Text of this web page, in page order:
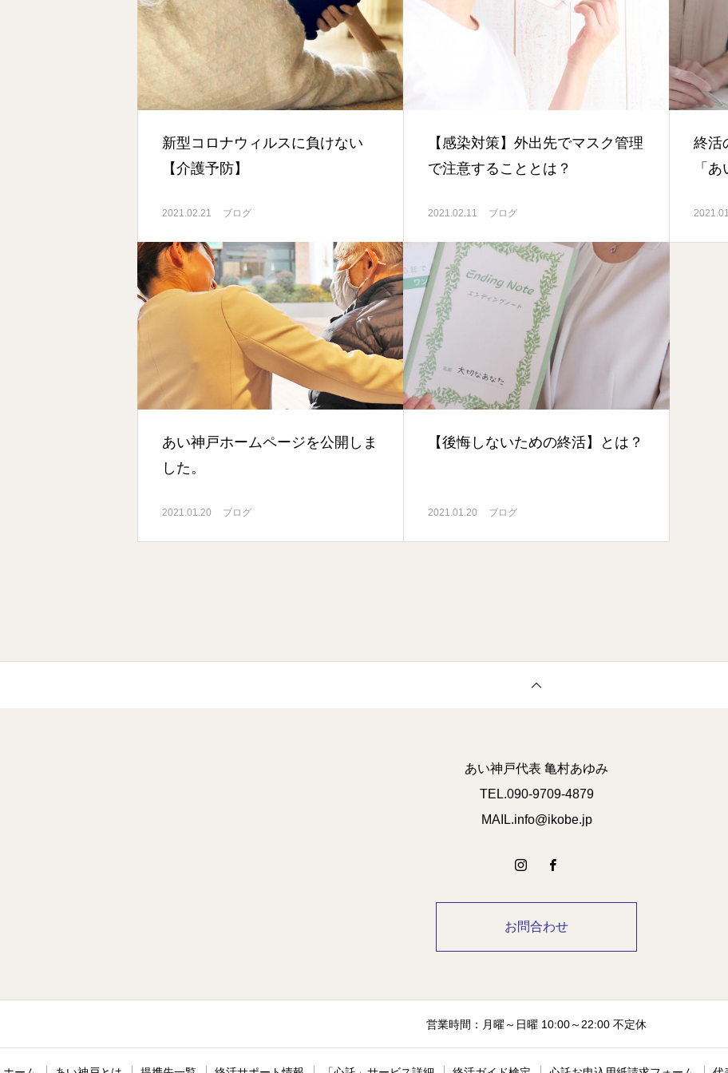
新型コロナウィルスに負けない
【介護予防】
2021.02.21 ブログ
【感染対策】外出先でマスク管理
で注意することとは？
2021.02.11 ブログ
終活
「
あい神戸ホームページを公開しま
した。
2021.01.20 ブログ
【後悔しないための終活】とは？
2021.01.20 ブログ
あい神戸代表 亀村あゆみ
TEL.090-9709-4879
MAIL.info@ikobe.jp
お問合わせ
営業時間：月曜～日曜 10:00～22:00 不定休